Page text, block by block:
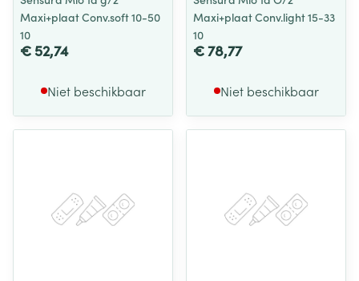
Maxi+plaat Conv.soft 10-50
10
€ 52,74
Niet beschikbaar
Maxi+plaat Conv.light 15-33
10
€ 78,77
Niet beschikbaar